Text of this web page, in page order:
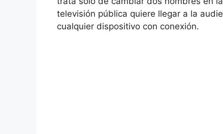
televisión pública quiere llegar a la
cualquier dispositivo con conexión.